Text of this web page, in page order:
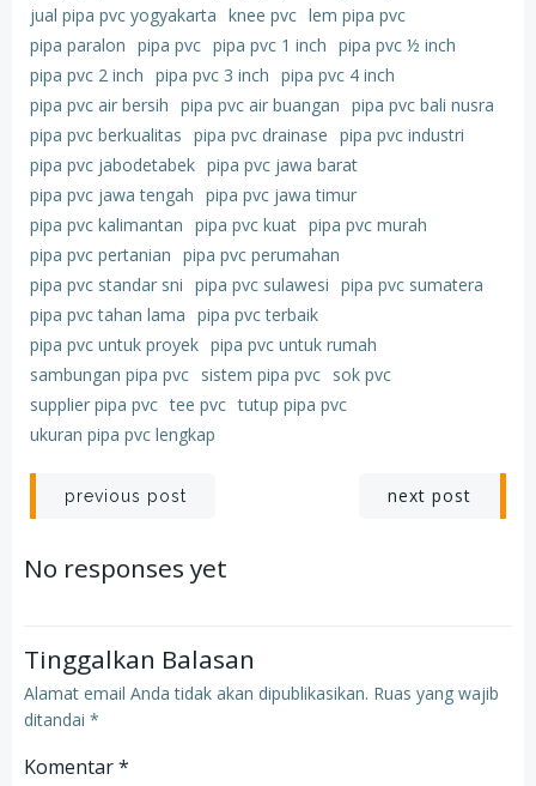
jual pipa pvc yogyakarta knee pvc lem pipa pvc
pipa paralon pipa pvc pipa pvc 1 inch pipa pvc ½ inch
pipa pvc 2 inch pipa pvc 3 inch pipa pvc 4 inch
pipa pvc air bersih pipa pvc air buangan pipa pvc bali nusra
pipa pvc berkualitas pipa pvc drainase pipa pvc industri
pipa pvc jabodetabek pipa pvc jawa barat
pipa pvc jawa tengah pipa pvc jawa timur
pipa pvc kalimantan pipa pvc kuat pipa pvc murah
pipa pvc pertanian pipa pvc perumahan
pipa pvc standar sni pipa pvc sulawesi pipa pvc sumatera
pipa pvc tahan lama pipa pvc terbaik
pipa pvc untuk proyek pipa pvc untuk rumah
sambungan pipa pvc sistem pipa pvc sok pvc
supplier pipa pvc tee pvc tutup pipa pvc
ukuran pipa pvc lengkap
Post
navigation
previous post next post
No responses yet
Tinggalkan Balasan
Alamat email Anda tidak akan dipublikasikan. Ruas yang wajib
ditandai *
Komentar*